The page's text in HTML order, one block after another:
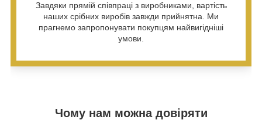
Завдяки прямій співпраці з виробниками, вартість
наших срібних виробів завжди прийнятна. Ми
прагнемо запропонувати покупцям найвигідніші
умови.
Чому нам можна довіряти